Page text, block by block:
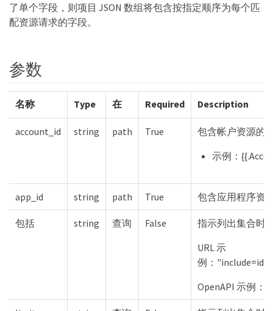
了单个字段，则项目 JSON 数组将包含按指定顺序为每个匹
配资源请求的字段。
参数
名称 Type 在 Required Description
account_id string path True
包含帐户资源的
示例：
app_id string path True 包含应用程序资
包括 string 查询 False
指示列出集合时
URL 示
例："include=id"
OpenAPI 示例：